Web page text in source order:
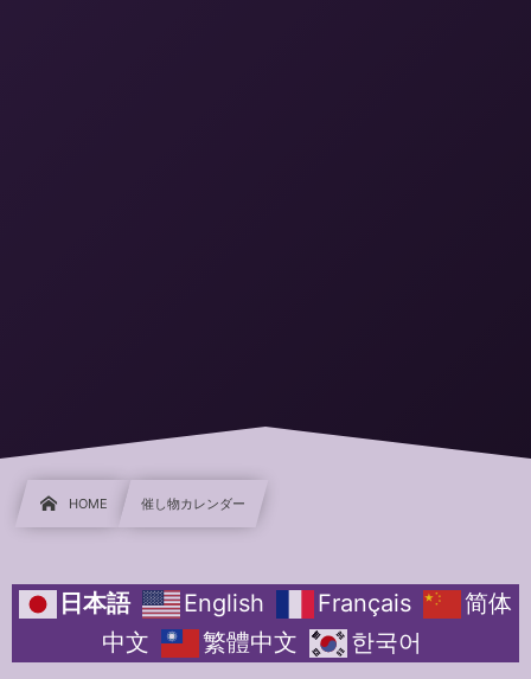
HOME 催し物カレンダー
日本語 English Français
简体
中文
繁體中文 한국어